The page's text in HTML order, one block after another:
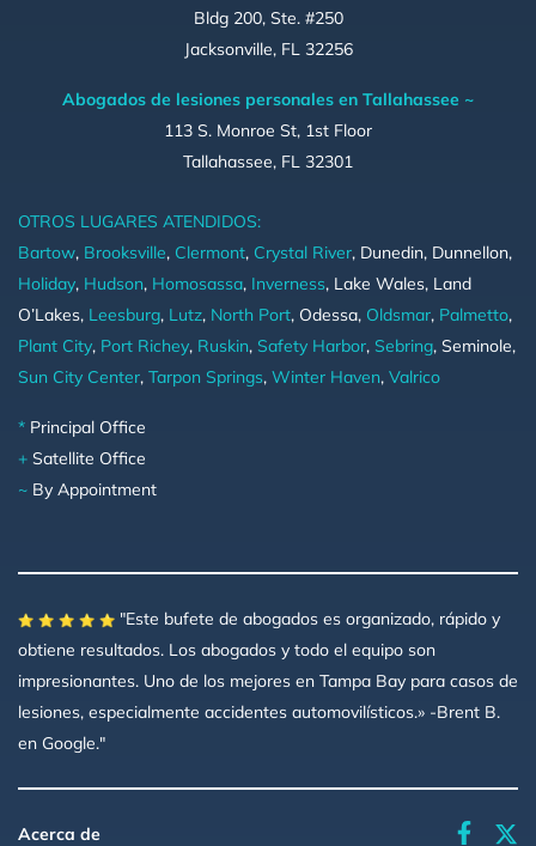
Bldg 200, Ste. #250
Jacksonville, FL 32256
Abogados de lesiones personales en Tallahassee ~
113 S. Monroe St, 1st Floor
Tallahassee, FL 32301
OTROS LUGARES ATENDIDOS:
Bartow, Brooksville, Clermont, Crystal River, Dunedin, Dunnellon,
Holiday, Hudson, Homosassa, Inverness, Lake Wales, Land
O’Lakes, Leesburg, Lutz, North Port, Odessa, Oldsmar, Palmetto,
Plant City, Port Richey, Ruskin, Safety Harbor, Sebring, Seminole,
Sun City Center, Tarpon Springs, Winter Haven, Valrico
* Principal Office
+ Satellite Office
~ By Appointment
"Este bufete de abogados es organizado, rápido y
obtiene resultados. Los abogados y todo el equipo son
impresionantes. Uno de los mejores en Tampa Bay para casos de
lesiones, especialmente accidentes automovilísticos.» -Brent B.
en Google."
Acerca de